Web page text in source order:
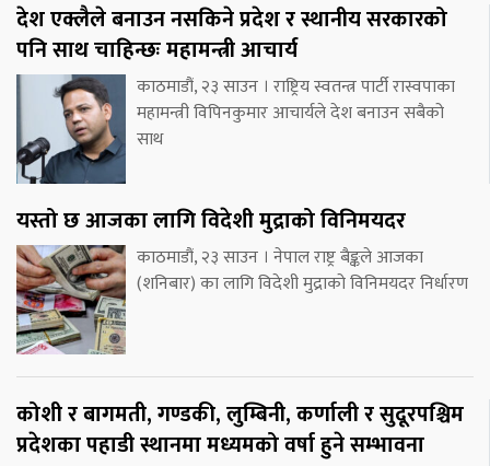
देश एक्लैले बनाउन नसकिने प्रदेश र स्थानीय सरकारको
पनि साथ चाहिन्छः महामन्त्री आचार्य
काठमाडौं, २३ साउन । राष्ट्रिय स्वतन्त्र पार्टी रास्वपाका
महामन्त्री विपिनकुमार आचार्यले देश बनाउन सबैको
साथ
यस्तो छ आजका लागि विदेशी मुद्राको विनिमयदर
काठमाडौं, २३ साउन । नेपाल राष्ट्र बैङ्कले आजका
(शनिबार) का लागि विदेशी मुद्राको विनिमयदर निर्धारण
कोशी र बागमती, गण्डकी, लुम्बिनी, कर्णाली र सुदूरपश्चिम
प्रदेशका पहाडी स्थानमा मध्यमको वर्षा हुने सम्भावना